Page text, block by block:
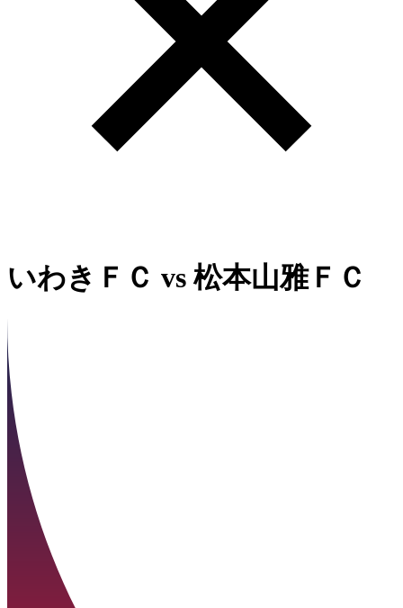
いわきＦＣ vs 松本山雅ＦＣ